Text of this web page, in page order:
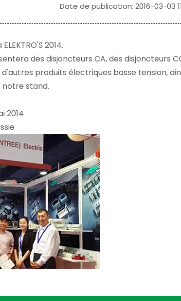
Date de publication: 2016-03-03
2014.
des disjoncteurs CA, des disjoncteurs
d'autres produits électriques basse tension,
stand.
2014